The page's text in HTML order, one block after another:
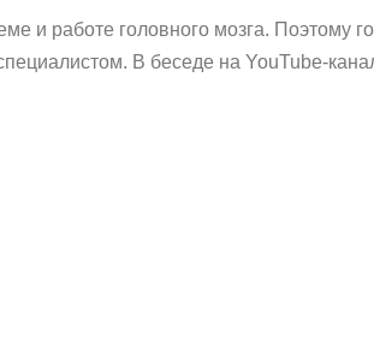
и работе головного мозга. Поэтому
В беседе на YouTube-